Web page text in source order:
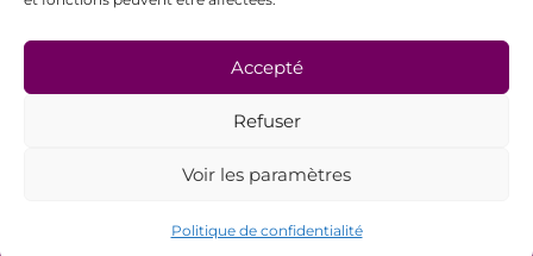
Accepté
Refuser
Voir les paramètres
Politique de confidentialité
Mentions légales
Conditions générales de vente